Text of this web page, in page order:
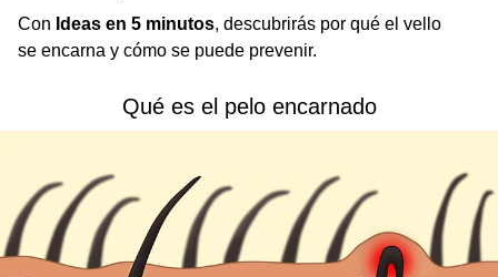
Con Ideas en 5 minutos, descubrirás por qué el vello
se encarna y cómo se puede prevenir.
Qué es el pelo encarnado